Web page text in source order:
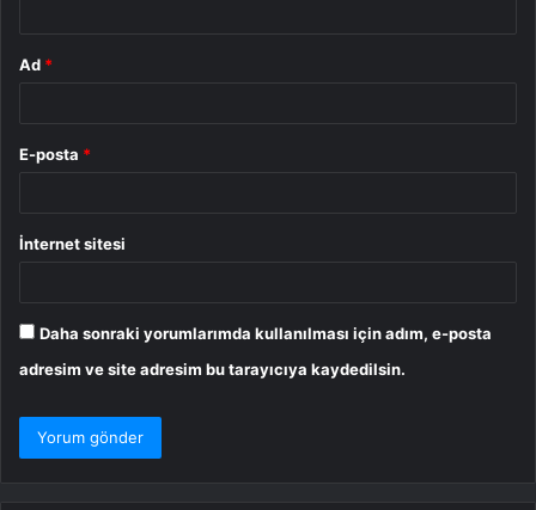
Ad *
E-posta *
İnternet sitesi
Daha sonraki yorumlarımda kullanılması için adım, e-posta
adresim ve site adresim bu tarayıcıya kaydedilsin.